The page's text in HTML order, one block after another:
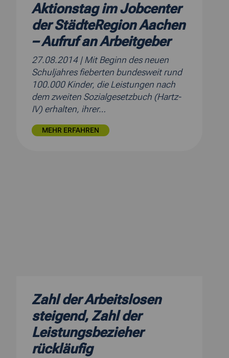
Aktionstag im Jobcenter
der StädteRegion Aachen
– Aufruf an Arbeitgeber
27.08.2014 | Mit Beginn des neuen
Schuljahres fieberten bundesweit rund
100.000 Kinder, die Leistungen nach
dem zweiten Sozialgesetzbuch (Hartz-
IV) erhalten, ihrer…
MEHR ERFAHREN
Zahl der Arbeitslosen
steigend, Zahl der
Leistungsbezieher
rückläufig